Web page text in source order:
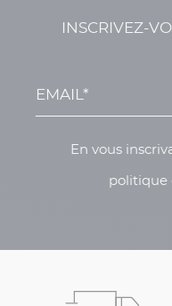
INSCRIVEZ-
En vous
politique